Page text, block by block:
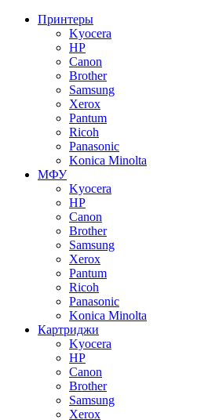
Принтеры
Kyocera
HP
Canon
Brother
Samsung
Xerox
Pantum
Ricoh
Panasonic
Konica Minolta
МФУ
Kyocera
HP
Canon
Brother
Samsung
Xerox
Pantum
Ricoh
Panasonic
Konica Minolta
Картриджи
Kyocera
HP
Canon
Brother
Samsung
Xerox